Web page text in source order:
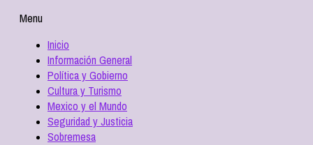
Menu
Inicio
Información General
Política y Gobierno
Cultura y Turismo
Mexico y el Mundo
Seguridad y Justicia
Sobremesa